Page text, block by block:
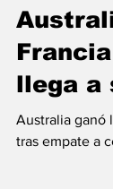
Conexión Deportiva